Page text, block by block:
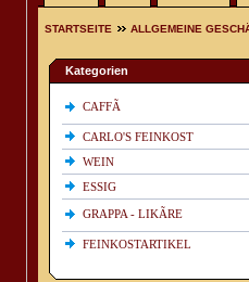
STARTSEITE ALLGEMEINE
Kategorien
CAFFÃ
CARLO'S FEINKOST
WEIN
ESSIG
GRAPPA - LIKÃRE
FEINKOSTARTIKEL